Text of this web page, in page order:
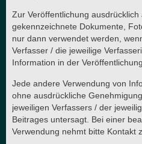
Zur Veröffentlichung ausdrücklich
gekennzeichnete Dokumente,
nur dann verwendet werden,
Verfasser / die jeweilige
Information in der
Jede andere Verwendung von
ohne ausdrückliche
jeweiligen Verfassers / der
Beitrages untersagt. Bei einer
Verwendung nehmt bitte Kontakt